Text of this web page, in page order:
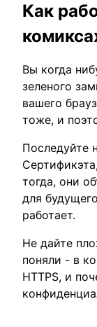
Как
Вы когда
зеленого
вашего
тоже, и
Последуйте
тогда, они
для
работает.
Не дайте
поняли - в
HTTPS, и